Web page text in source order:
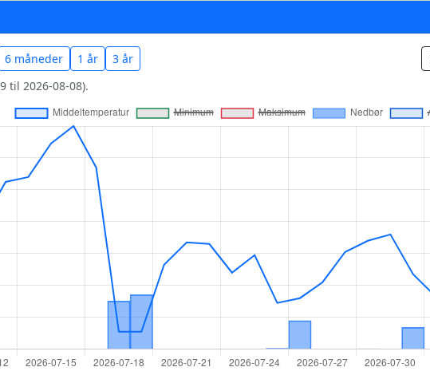
6 måneder 1 år 3 år
til 2026-08-08).